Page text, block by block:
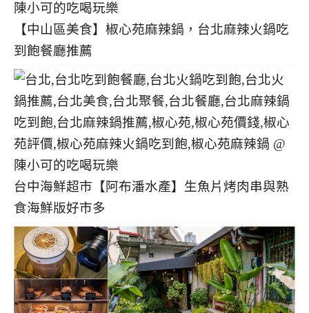
【中山區美食】椒心苑麻辣鍋，台北麻辣火鍋吃
到飽餐廳推薦
台中海鮮超市【阿布潘水產】生魚片烤肉串與熟
食海鮮版好市多